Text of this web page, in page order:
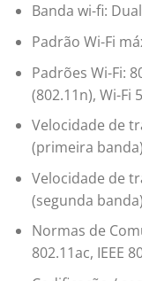
Banda wi-fi:
Padrão Wi-Fi
Padrões Wi-Fi:
(802.11n), Wi-Fi
Velocidade de
(primeira
Velocidade de
(segunda
Normas de
802.11ac, IEEE